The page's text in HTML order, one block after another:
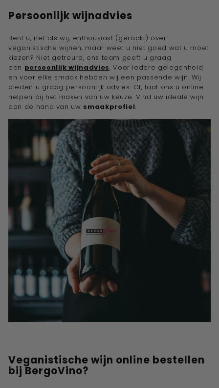
Persoonlijk wijnadvies
Bent u, net als wij, enthousiast (geraakt) over
veganistische wijnen, maar weet u niet goed wat u moet
kiezen? Niet getreurd, ons team geeft u graag
een persoonlijk wijnadvies. Voor iedere gelegenheid
en voor elke smaak hebben wij een passende wijn. Wij
bieden u graag persoonlijk advies. Of, laat ons u online
helpen bij het maken van uw keuze. Vind uw ideale wijn
aan de hand van uw smaakprofiel.
Veganistische wijn online bestellen
bij BergoVino?